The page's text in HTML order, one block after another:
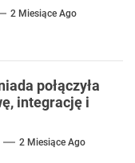
2 Miesiące Ago
połączyła
integrację i
2 Miesiące Ago